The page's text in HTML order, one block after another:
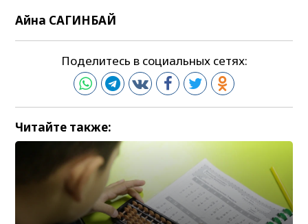
Айна САГИНБАЙ
Поделитесь в социальных сетях:
Читайте также: